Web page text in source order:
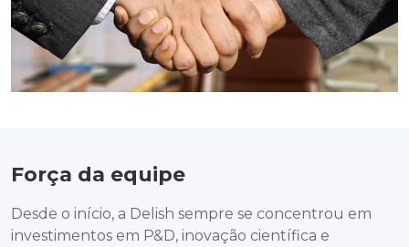
Força da equipe
Desde o início, a Delish sempre se concentrou em
investimentos em P&D, inovação científica e